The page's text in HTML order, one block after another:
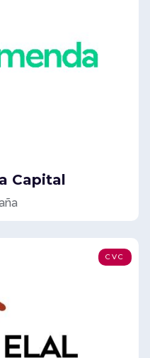
Capital
CVC